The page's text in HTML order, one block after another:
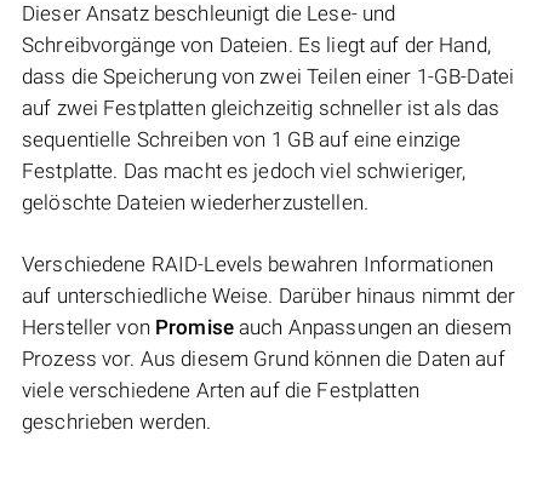
Dieser Ansatz beschleunigt die Lese- und
Schreibvorgänge von Dateien. Es liegt auf der Hand,
dass die Speicherung von zwei Teilen einer 1-GB-Datei
auf zwei Festplatten gleichzeitig schneller ist als das
sequentielle Schreiben von 1 GB auf eine einzige
Festplatte. Das macht es jedoch viel schwieriger,
gelöschte Dateien wiederherzustellen.
Verschiedene RAID-Levels bewahren Informationen
auf unterschiedliche Weise. Darüber hinaus nimmt der
Hersteller von Promiseauch Anpassungen an diesem
Prozess vor. Aus diesem Grund können die Daten auf
viele verschiedene Arten auf die Festplatten
geschrieben werden.